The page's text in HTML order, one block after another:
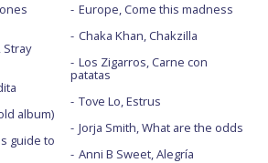
album)
guide to
Europe, Come this madness
Chaka Khan, Chakzilla
Los Zigarros, Carne con
patatas
Tove Lo, Estrus
Jorja Smith, What are the odds
Anni B Sweet, Alegría